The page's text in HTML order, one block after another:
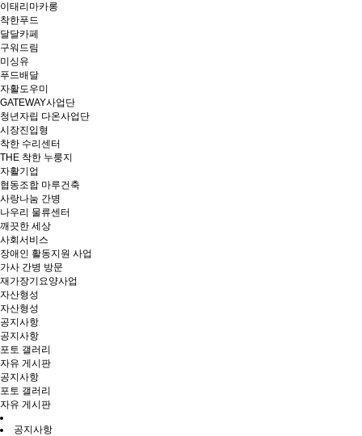
이태리마카롱
착한푸드
달달카페
구워드림
미싱유
푸드배달
자활도우미
GATEWAY사업단
청년자립 다온사업단
시장진입형
착한 수리센터
THE 착한 누룽지
자활기업
협동조합 마루건축
사랑나눔 간병
나우리 물류센터
깨끗한 세상
사회서비스
장애인 활동지원 사업
가사 간병 방문
재가장기요양사업
자산형성
자산형성
공지사항
공지사항
포토 갤러리
자유 게시판
공지사항
포토 갤러리
자유 게시판
공지사항